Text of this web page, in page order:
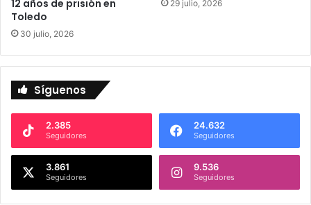
e
r
c
i
c
r
a
M
o
“
12 años de prisión en
Toledo
30 julio, 2026
29 julio, 2026
Síguenos
2.385
Seguidores
24.632
Seguidores
3.861
Seguidores
9.536
Seguidores